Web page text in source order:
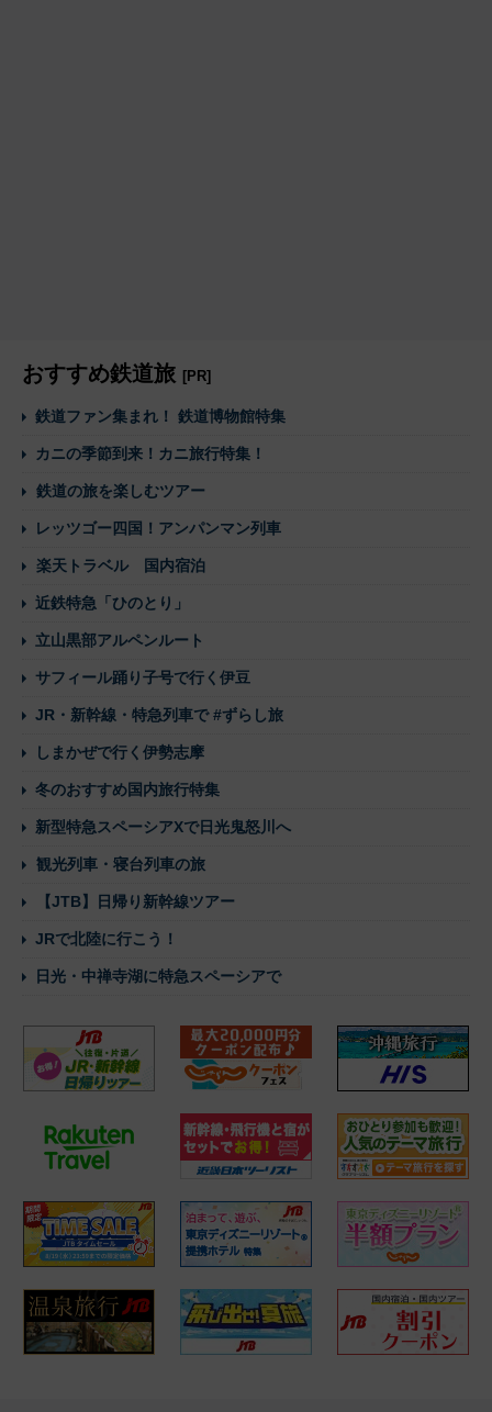
おすすめ鉄道旅 [PR]
鉄道ファン集まれ！ 鉄道博物館特集
カニの季節到来！カニ旅行特集！
鉄道の旅を楽しむツアー
レッツゴー四国！アンパンマン列車
楽天トラベル 国内宿泊
近鉄特急「ひのとり」
立山黒部アルペンルート
サフィール踊り子号で行く伊豆
JR・新幹線・特急列車で #ずらし旅
しまかぜで行く伊勢志摩
冬のおすすめ国内旅行特集
新型特急スペーシアXで日光鬼怒川へ
観光列車・寝台列車の旅
【JTB】日帰り新幹線ツアー
JRで北陸に行こう！
日光・中禅寺湖に特急スペーシアで